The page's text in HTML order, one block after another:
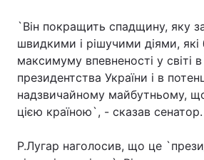
Зброя
Здоров'я
Цікавинки Погода
Екологія Регіони
`Він покращить спадщину, яку
швидкими і рішучими діями, які
максимуму впевненості у світі в
президентства України і в
надзвичайному майбутньому,
цією країною`, - сказав сенатор.
Р.Лугар наголосив, що це